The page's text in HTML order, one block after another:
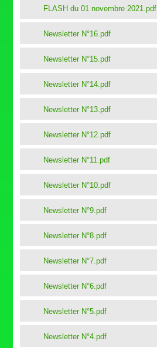
FLASH du 01 novembre 2021.pdf
Newsletter N°16.pdf
Newsletter N°15.pdf
Newsletter N°14.pdf
Newsletter N°13.pdf
Newsletter N°12.pdf
Newsletter N°11.pdf
Newsletter N°10.pdf
Newsletter N°9.pdf
Newsletter N°8.pdf
Newsletter N°7.pdf
Newsletter N°6.pdf
Newsletter N°5.pdf
Newsletter N°4.pdf